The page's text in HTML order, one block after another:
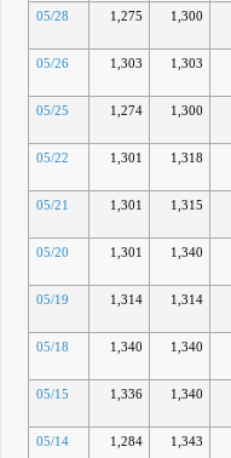
05/28 1,275 1,300
05/26 1,303 1,303
05/25 1,274 1,300
05/22 1,301 1,318
05/21 1,301 1,315
05/20 1,301 1,340
05/19 1,314 1,314
05/18 1,340 1,340
05/15
1,336 1,340
05/14
1,284 1,343